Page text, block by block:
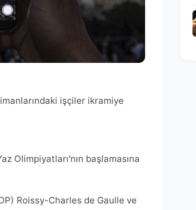
işçiler ikramiye
Olimpiyatları'nın başlamasına
Roissy-Charles de Gaulle ve